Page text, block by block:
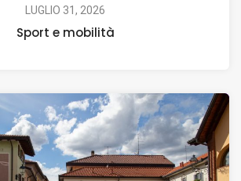
LUGLIO 31, 2026
Sport e mobilità